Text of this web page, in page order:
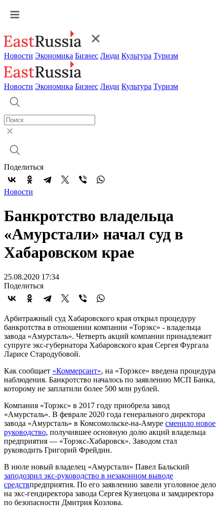
Новости Экономика Бизнес Люди Культура Туризм
Новости Экономика Бизнес Люди Культура Туризм
Поделиться
Новости
Банкротство владельца
«Амурстали» начал суд в
Хабаровском крае
25.08.2020 17:34
Поделиться
Арбитражный суд Хабаровского края открыл процедуру
банкротства в отношении компании «Торэкс» - владельца
завода «Амурсталь». Четверть акций компании принадлежит
супруге экс-губернатора Хабаровского края Сергея Фургала
Ларисе Стародубовой.
Как сообщает «Коммерсант», на «Торэксе» введена процедура
наблюдения. Банкротство началось по заявлению МСП Банка,
которому не заплатили более 500 млн рублей.
Компания «Торэкс» в 2017 году приобрела завод
«Амурсталь». В феврале 2020 года генерального директора
завода «Амурсталь» в Комсомольске-на-Амуре сменило новое
руководство, получившее основную долю акций владельца
предприятия — «Торэкс-Хабаровск». Заводом стал
руководить Григорий Фрейдин.
В июле новый владелец «Амурстали» Павел Бальский
заподозрил экс-руководство в незаконном выводе
средствпредприятия. По его заявлению завели уголовное дело
на экс-гендиректора завода Сергея Кузнецова и замдиректора
по безопасности Дмитрия Козлова.